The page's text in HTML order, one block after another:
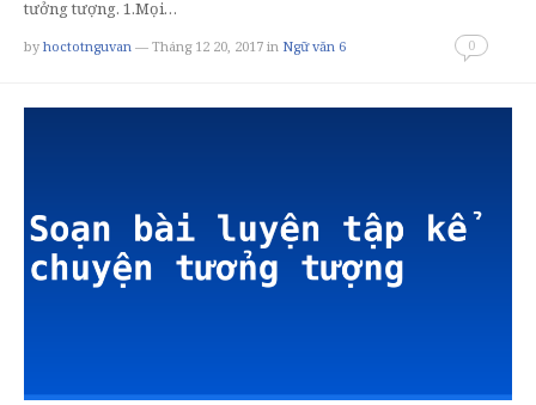
tưởng tượng. 1.Mọi…
by hoctotnguvan — Tháng 12 20, 2017 in Ngữ văn 6 0